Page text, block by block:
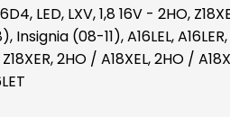
LED, LXV, 1,8 16V -
(08-11), A16LEL, A16LER,
Z18XER, 2HO / A18XEL, 2HO /